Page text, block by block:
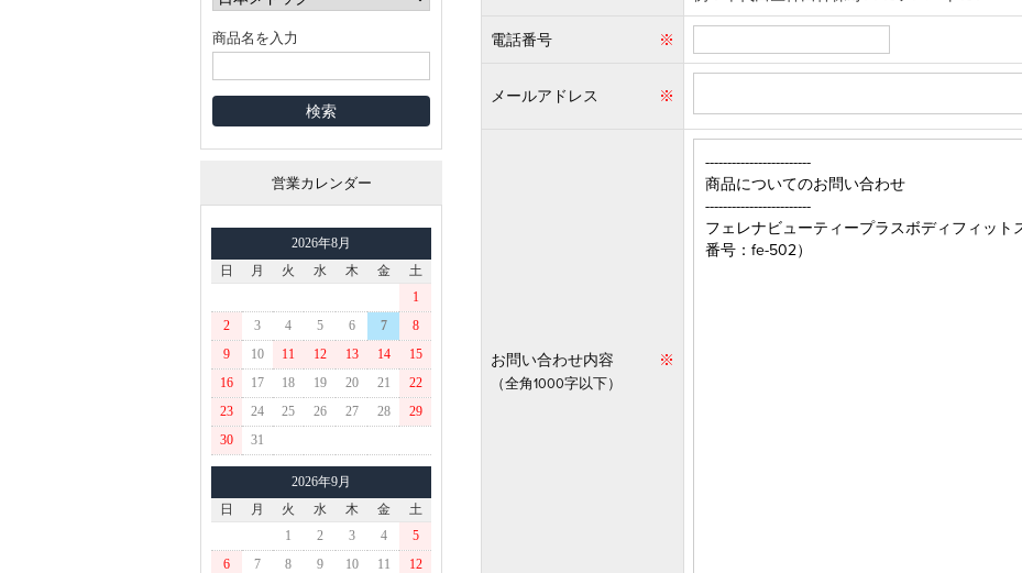
商品名を入力
営業カレンダー
2026年8月
日
月 火 水 木 金
土
1
2
3 4 5 6 7
8
9
10 11 12 13 14
15
16
17 18 19 20 21
22
23
24 25 26 27 28
29
30
31
2026年9月
日
月 火 水 木 金
土
1
2 3 4
5
6
7 8 9 10 11
12
電話番号 ※
メールアドレス ※
お問い合わせ内容 ※
（全角1000字以下）